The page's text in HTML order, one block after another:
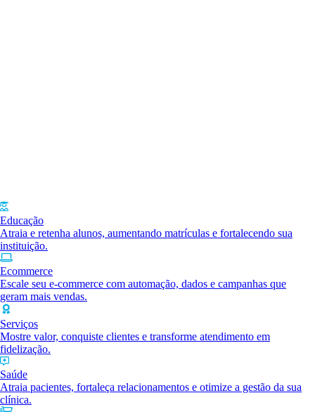
Educação
Atraia e retenha alunos, aumentando matrículas e fortalecendo sua
instituição.
Ecommerce
Escale seu e-commerce com automação, dados e campanhas que
geram mais vendas.
Serviços
Mostre valor, conquiste clientes e transforme atendimento em
fidelização.
Saúde
Atraia pacientes, fortaleça relacionamentos e otimize a gestão da sua
clínica.